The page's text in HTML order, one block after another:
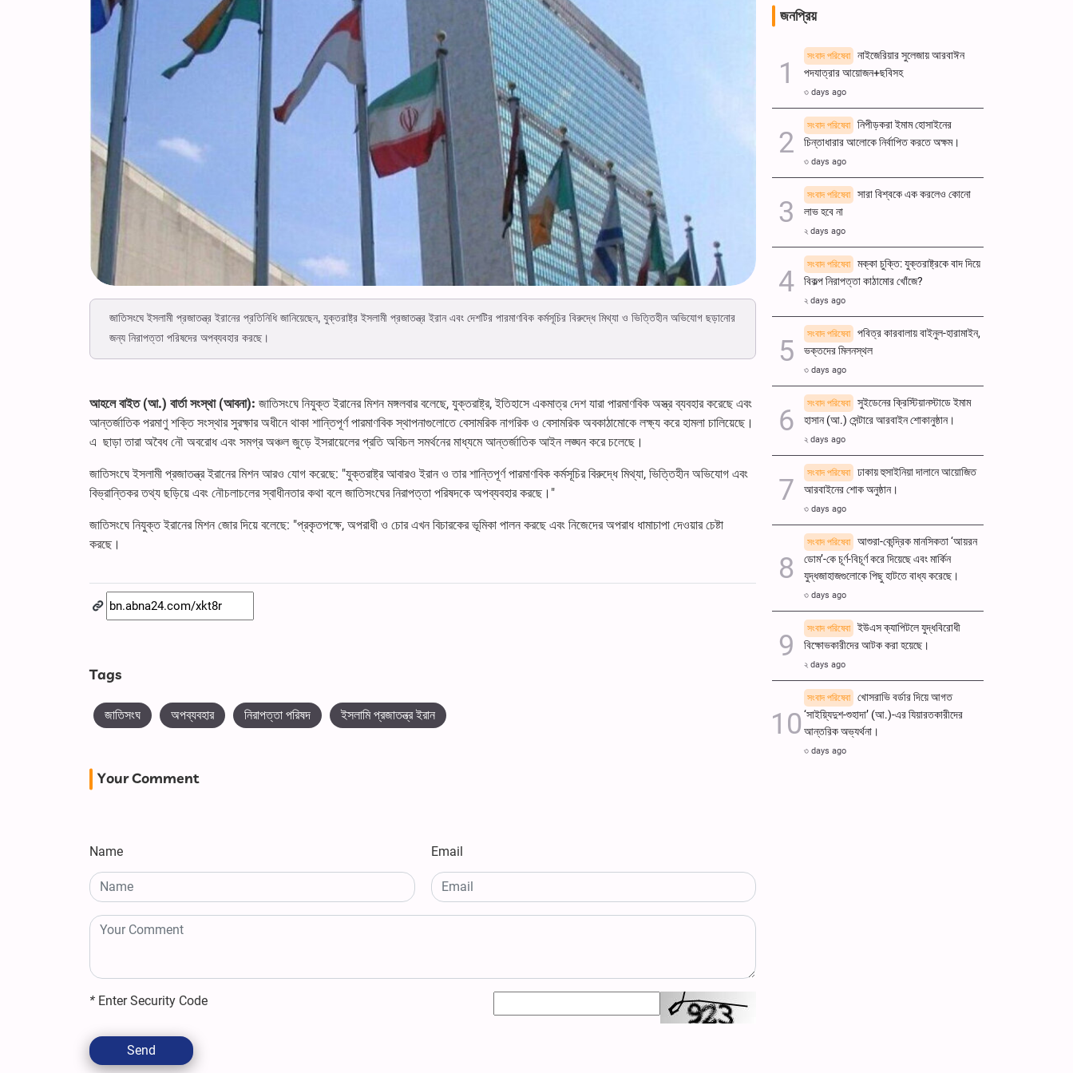
জাতিসংঘে ইসলামী প্রজাতন্ত্র ইরানের প্রতিনিধি জানিয়েছেন, যুক্তরাষ্ট্র ইসলামী প্রজাতন্ত্র ইরান এবং দেশটির পারমাণবিক কর্মসূচির বিরুদ্ধে মিথ্যা ও ভিত্তিহীন অভিযোগ ছড়ানোর
জন্য নিরাপত্তা পরিষদের অপব্যবহার করছে।
আহলে বাইত (আ.) বার্তা সংস্থা (আবনা): জাতিসংঘে নিযুক্ত ইরানের মিশন মঙ্গলবার বলেছে, যুক্তরাষ্ট্র, ইতিহাসে একমাত্র দেশ যারা পারমাণবিক অস্ত্র ব্যবহার করেছে এবং
আন্তর্জাতিক পরমাণু শক্তি সংস্থার সুরক্ষার অধীনে থাকা শান্তিপূর্ণ পারমাণবিক স্থাপনাগুলোতে বেসামরিক নাগরিক ও বেসামরিক অবকাঠামোকে লক্ষ্য করে হামলা চালিয়েছে।
এ ছাড়া তারা অবৈধ নৌ অবরোধ এবং সমগ্র অঞ্চল জুড়ে ইসরায়েলের প্রতি অবিচল সমর্থনের মাধ্যমে আন্তর্জাতিক আইন লঙ্ঘন করে চলেছে।
জাতিসংঘে ইসলামী প্রজাতন্ত্র ইরানের মিশন আরও যোগ করেছে: "যুক্তরাষ্ট্র আবারও ইরান ও তার শান্তিপূর্ণ পারমাণবিক কর্মসূচির বিরুদ্ধে মিথ্যা, ভিত্তিহীন অভিযোগ এবং
বিভ্রান্তিকর তথ্য ছড়িয়ে এবং নৌচলাচলের স্বাধীনতার কথা বলে জাতিসংঘের নিরাপত্তা পরিষদকে অপব্যবহার করছে।"
জাতিসংঘে নিযুক্ত ইরানের মিশন জোর দিয়ে বলেছে: "প্রকৃতপক্ষে, অপরাধী ও চোর এখন বিচারকের ভূমিকা পালন করছে এবং নিজেদের অপরাধ ধামাচাপা দেওয়ার চেষ্টা
করছে।
Tags
জাতিসংঘ অপব্যবহার নিরাপত্তা পরিষদ ইসলামি প্রজাতন্ত্র ইরান
Your Comment
Name Email
* Enter Security Code
Send
জনপ্রিয়
সংবাদ পরিষেবা
নাইজেরিয়ার সুলেজায় আরবাঈন
পদযাত্রার আয়োজন+ছবিসহ
৩ days ago
সংবাদ পরিষেবা
নিপীড়করা ইমাম হোসাইনের
চিন্তাধারার আলোকে নির্বাপিত করতে অক্ষম।
৩ days ago
সংবাদ পরিষেবা
সারা বিশ্বকে এক করলেও কোনো
লাভ হবে না
২ days ago
সংবাদ পরিষেবা
মক্কা চুক্তি: যুক্তরাষ্ট্রকে বাদ দিয়ে
বিকল্প নিরাপত্তা কাঠামোর খোঁজে?
২ days ago
সংবাদ পরিষেবা
পবিত্র কারবালায় বাইনুল-হারামাইন,
ভক্তদের মিলনস্থল
৩ days ago
সংবাদ পরিষেবা
সুইডেনের ক্রিস্টিয়ানস্টাডে ইমাম
হাসান (আ.) সেন্টারে আরবাইন শোকানুষ্ঠান।
২ days ago
সংবাদ পরিষেবা
ঢাকায় হুসাইনিয়া দালানে আয়োজিত
আরবাইনের শোক অনুষ্ঠান।
৩ days ago
সংবাদ পরিষেবা
আশুরা-কেন্দ্রিক মানসিকতা ‘আয়রন
ডোম’-কে চূর্ণ-বিচূর্ণ করে দিয়েছে এবং মার্কিন
যুদ্ধজাহাজগুলোকে পিছু হাটতে বাধ্য করেছে।
৩ days ago
সংবাদ পরিষেবা
ইউএস ক্যাপিটলে যুদ্ধবিরোধী
বিক্ষোভকারীদের আটক করা হয়েছে।
২ days ago
সংবাদ পরিষেবা
খোসরাভি বর্ডার দিয়ে আগত
‘সাইয়্যিদুশ-শুহাদা’ (আ.)-এর যিয়ারতকারীদের
আন্তরিক অভ্যর্থনা।
৩ days ago